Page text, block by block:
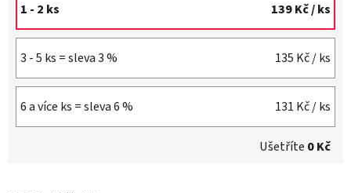
1 - 2 ks 139 Kč/ ks
3 - 5 ks = sleva 3 % 135 Kč/ ks
6 a více ks = sleva 6 % 131 Kč/ ks
Ušetříte 0 Kč